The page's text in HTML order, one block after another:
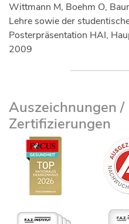
Wittmann M, Boehm O,
Lehre sowie der
Posterpräsentation HAI,
2009
Auszeichnungen /
Zertifizierungen